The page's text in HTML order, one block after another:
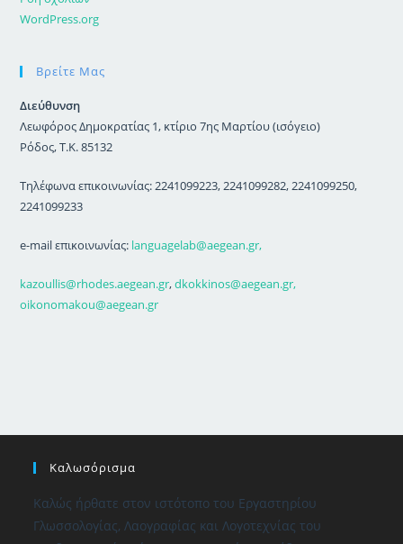
WordPress.org
Βρείτε Μας
Διεύθυνση
Λεωφόρος Δημοκρατίας 1, κτίριο 7ης Μαρτίου (ισόγειο)
Ρόδος, Τ.Κ. 85132
Τηλέφωνα επικοινωνίας: 2241099223, 2241099282, 2241099250,
2241099233
e-mail επικοινωνίας: languagelab@aegean.gr,
kazoullis@rhodes.aegean.gr,dkokkinos@aegean.gr,
oikonomakou@aegean.gr
Καλωσόρισμα
Καλώς ήρθατε στον ιστότοπο του Εργαστηρίου
Γλωσσολογίας, Λαογραφίας και Λογοτεχνίας του